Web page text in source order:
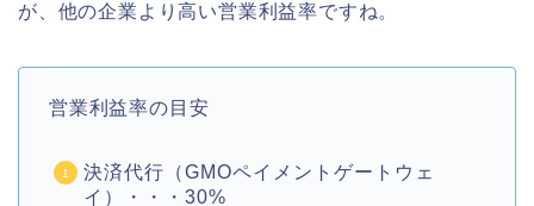
が、他の企業より高い営業利益率ですね。
営業利益率の目安
決済代行（GMOペイメントゲートウェ
イ）・・・30%